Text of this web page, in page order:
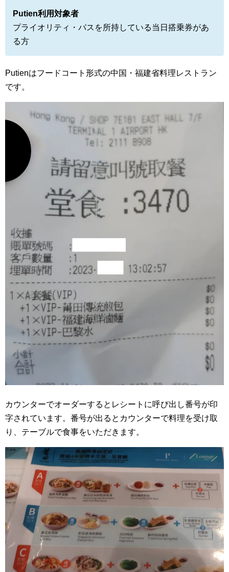
Putien利用対象者
プライオリティ・パスを所持している当日搭乗券があ
る方
Putienはフードコート形式の中国・福建省料理レストラン
です。
カウンターでオーダーするとレシートに呼び出し番号が印
字されています。番号が出るとカウンターで料理を受け取
り、テーブルで食事をいただきます。